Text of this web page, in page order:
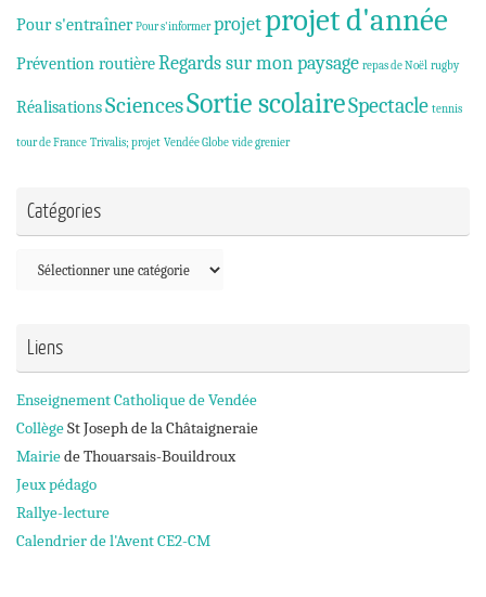
Pour s'entraîner Pour s'informer projetprojet d'année
Prévention routièreRegards sur mon paysage repas de Noël rugby
RéalisationsSciencesSortie scolaireSpectacle tennis
tour de France Trivalis; projet Vendée Globe vide grenier
Catégories
Catégories
Liens
Enseignement Catholique de Vendée
CollègeSt Joseph de la Châtaigneraie
Mairiede Thouarsais-Bouildroux
Jeux pédago
Rallye-lecture
Calendrier de l'Avent CE2-CM